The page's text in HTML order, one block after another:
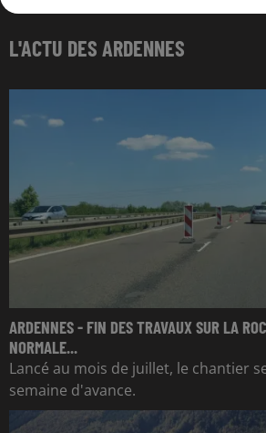
L'ACTU DES ARDENNES
ARDENNES - FIN DES TRAVAUX SUR LA
NORMALE...
Lancé au mois de juillet, le chantier
semaine d'avance.